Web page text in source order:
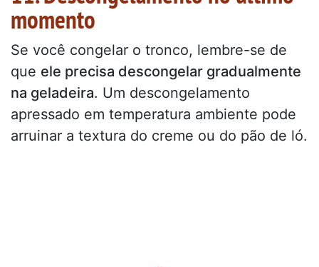
momento
Se você congelar o tronco, lembre-se de
que ele precisa descongelar gradualmente
na geladeira. Um descongelamento
apressado em temperatura ambiente pode
arruinar a textura do creme ou do pão de ló.